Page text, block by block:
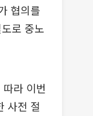
협의를
로 중노
라 이번
사전 절